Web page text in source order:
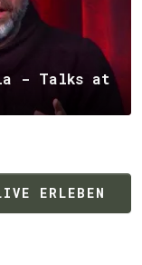
- Talks at
ERLEBEN